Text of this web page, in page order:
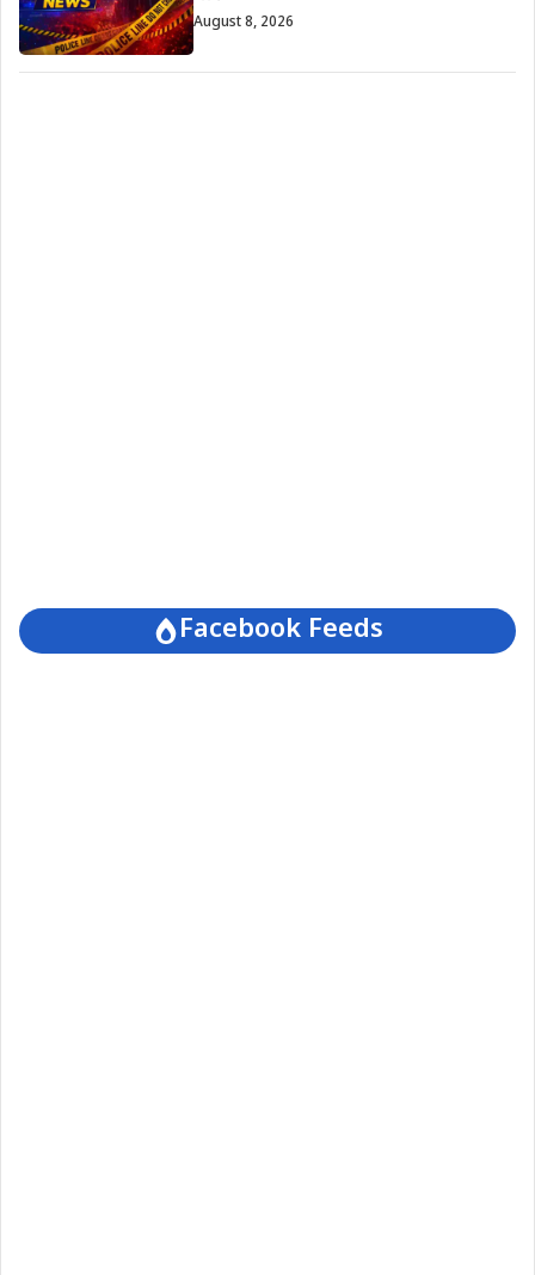
August 8, 2026
Facebook Feeds